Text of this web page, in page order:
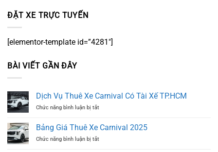
ĐẶT XE TRỰC TUYẾN
[elementor-template id=”4281″]
BÀI VIẾT GẦN ĐÂY
Dịch Vụ Thuê Xe Carnival Có Tài Xế TP.HCM
Chức năng bình luận bị tắtở
Vụ
Thuê
Xe
Bảng Giá Thuê Xe Carnival 2025
Chức năng bình luận bị tắtở